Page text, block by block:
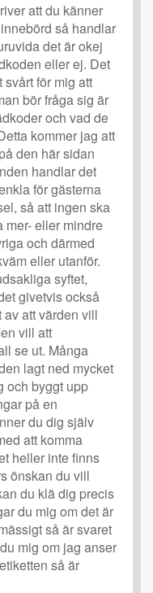
att du känner
så handlar
det är okej
eller ej. Det
för mig att
bör fråga sig är
och vad de
kommer jag att
den här sidan
handlar det
för gästerna
så att ingen ska
mer- eller mindre
och därmed
eller utanför.
syftet,
givetvis också
att värden vill
vill att
se ut. Många
lagt ned mycket
och byggt upp
på en
du dig själv
att komma
heller inte finns
önskan du vill
du klä dig precis
du mig om det är
så är svaret
mig om jag anser
så är